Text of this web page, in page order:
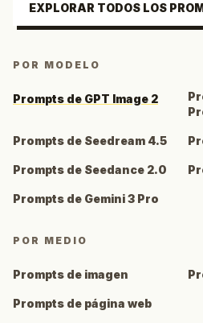
EXPLORAR TODOS LOS
POR MODELO
Prompts de GPT Image 2
Prompts de Seedream 4.5
Prompts de Seedance 2.0
Prompts de Gemini 3 Pro
POR MEDIO
Prompts de imagen
Prompts de página web